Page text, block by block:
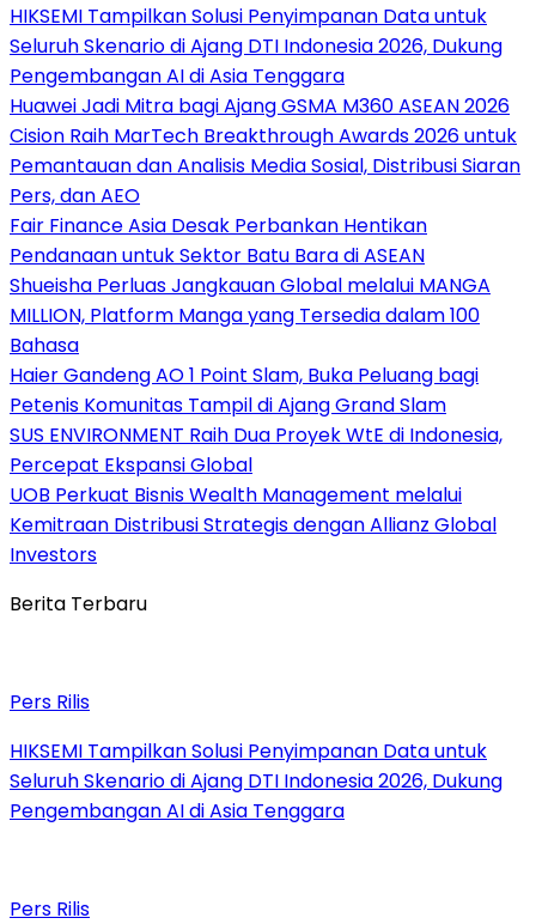
HIKSEMI Tampilkan Solusi Penyimpanan Data untuk
Seluruh Skenario di Ajang DTI Indonesia 2026, Dukung
Pengembangan AI di Asia Tenggara
Huawei Jadi Mitra bagi Ajang GSMA M360 ASEAN 2026
Cision Raih MarTech Breakthrough Awards 2026 untuk
Pemantauan dan Analisis Media Sosial, Distribusi Siaran
Pers, dan AEO
Fair Finance Asia Desak Perbankan Hentikan
Pendanaan untuk Sektor Batu Bara di ASEAN
Shueisha Perluas Jangkauan Global melalui MANGA
MILLION, Platform Manga yang Tersedia dalam 100
Bahasa
Haier Gandeng AO 1 Point Slam, Buka Peluang bagi
Petenis Komunitas Tampil di Ajang Grand Slam
SUS ENVIRONMENT Raih Dua Proyek WtE di Indonesia,
Percepat Ekspansi Global
UOB Perkuat Bisnis Wealth Management melalui
Kemitraan Distribusi Strategis dengan Allianz Global
Investors
Berita Terbaru
Pers Rilis
HIKSEMI Tampilkan Solusi Penyimpanan Data untuk
Seluruh Skenario di Ajang DTI Indonesia 2026, Dukung
Pengembangan AI di Asia Tenggara
Pers Rilis